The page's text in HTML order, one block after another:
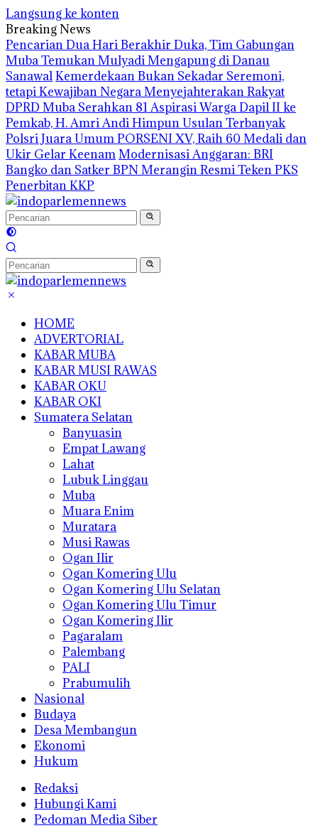
Langsung ke konten
Breaking News
Pencarian Dua Hari Berakhir Duka, Tim Gabungan
Muba Temukan Mulyadi Mengapung di Danau
SanawalKemerdekaan Bukan Sekadar Seremoni,
tetapi Kewajiban Negara Menyejahterakan Rakyat
DPRD Muba Serahkan 81 Aspirasi Warga Dapil II ke
Pemkab, H. Amri Andi Himpun Usulan Terbanyak
Polsri Juara Umum PORSENI XV, Raih 60 Medali dan
Ukir Gelar KeenamModernisasi Anggaran: BRI
Bangko dan Satker BPN Merangin Resmi Teken PKS
Penerbitan KKP
HOME
ADVERTORIAL
KABAR MUBA
KABAR MUSI RAWAS
KABAR OKU
KABAR OKI
Sumatera Selatan
Banyuasin
Empat Lawang
Lahat
Lubuk Linggau
Muba
Muara Enim
Muratara
Musi Rawas
Ogan Ilir
Ogan Komering Ulu
Ogan Komering Ulu Selatan
Ogan Komering Ulu Timur
Ogan Komering Ilir
Pagaralam
Palembang
PALI
Prabumulih
Nasional
Budaya
Desa Membangun
Ekonomi
Hukum
Redaksi
Hubungi Kami
Pedoman Media Siber